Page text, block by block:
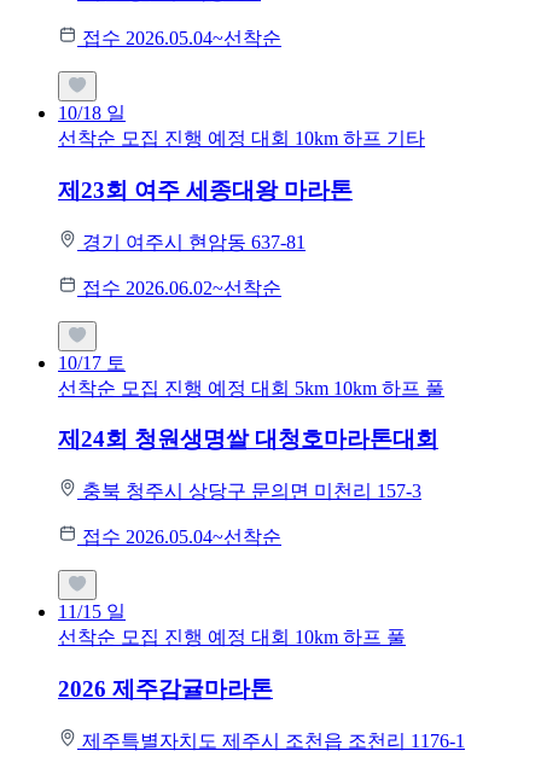
접수 2026.05.04~선착순
10/18 일
선착순 모집 진행 예정 대회 10km 하프 기타
제23회 여주 세종대왕 마라톤
경기 여주시 현암동 637-81
접수 2026.06.02~선착순
10/17 토
선착순 모집 진행 예정 대회 5km 10km 하프 풀
제24회 청원생명쌀 대청호마라톤대회
충북 청주시 상당구 문의면 미천리 157-3
접수 2026.05.04~선착순
11/15 일
선착순 모집 진행 예정 대회 10km 하프 풀
2026 제주감귤마라톤
제주특별자치도 제주시 조천읍 조천리 1176-1